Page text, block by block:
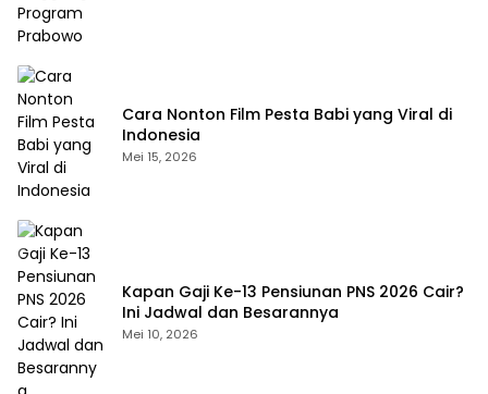
Cara Nonton Film Pesta Babi yang Viral di
Indonesia
Mei 15, 2026
Kapan Gaji Ke-13 Pensiunan PNS 2026 Cair?
Ini Jadwal dan Besarannya
Mei 10, 2026